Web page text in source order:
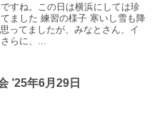
すね。この日は横浜にしては珍
ました 練習の様子 寒いし雪も降
ってましたが、みなとさん、イ
らに、...
’25年6月29日